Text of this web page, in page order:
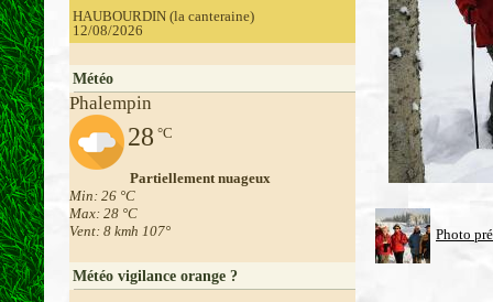
HAUBOURDIN (la canteraine)
12/08/2026
Météo
Phalempin
28 °C
Partiellement nuageux
Min: 26 °C
Max: 28 °C
Vent: 8 kmh 107°
Météo vigilance orange ?
Photo